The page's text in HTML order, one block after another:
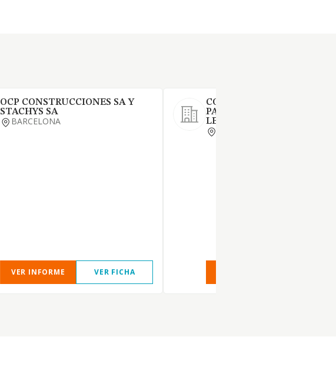
OCP CONSTRUCCIONES SA Y
STACHYS SA
BARCELONA
VER INFORME VER FICHA
CONST.RUBAU SA-
PAVIMENTOS SA-COPISA
LEY 18 / 82 Y 12 / 91